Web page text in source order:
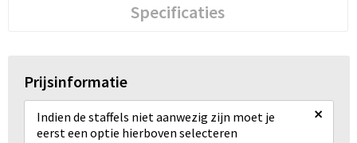
Specificaties
Prijsinformatie
Indien de staffels niet aanwezig zijn moet je
eerst een optie hierboven selecteren
×